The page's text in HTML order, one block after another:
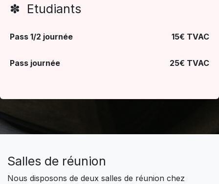
✽ Etudiants
Pass 1/2 journée 15€ TVAC
Pass journée 25€ TVAC
Salles de réunion
Nous disposons de deux salles de réunion chez